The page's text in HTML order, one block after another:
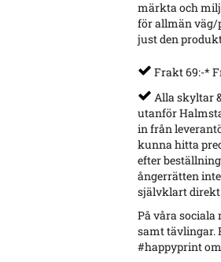
märkta och
för allmän väg/
just den
Frakt 69:-*
Alla skyltar
utanför
in från
kunna hitta
efter
ångerrätten
självklart
På våra
samt tävlingar.
#happyprint